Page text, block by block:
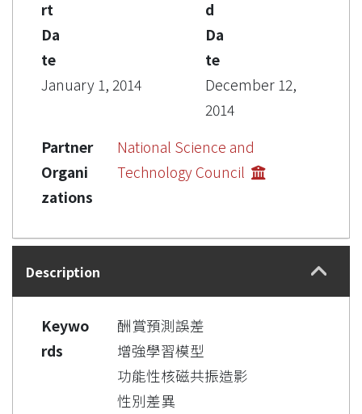
rt
Da
te
January 1, 2014
d
Da
te
December 12,
2014
Partner
Organi
zations
National Science and
Technology Council
Description
Keywo
rds
酬賞預測誤差
增強學習模型
功能性核磁共振造影
性別差異